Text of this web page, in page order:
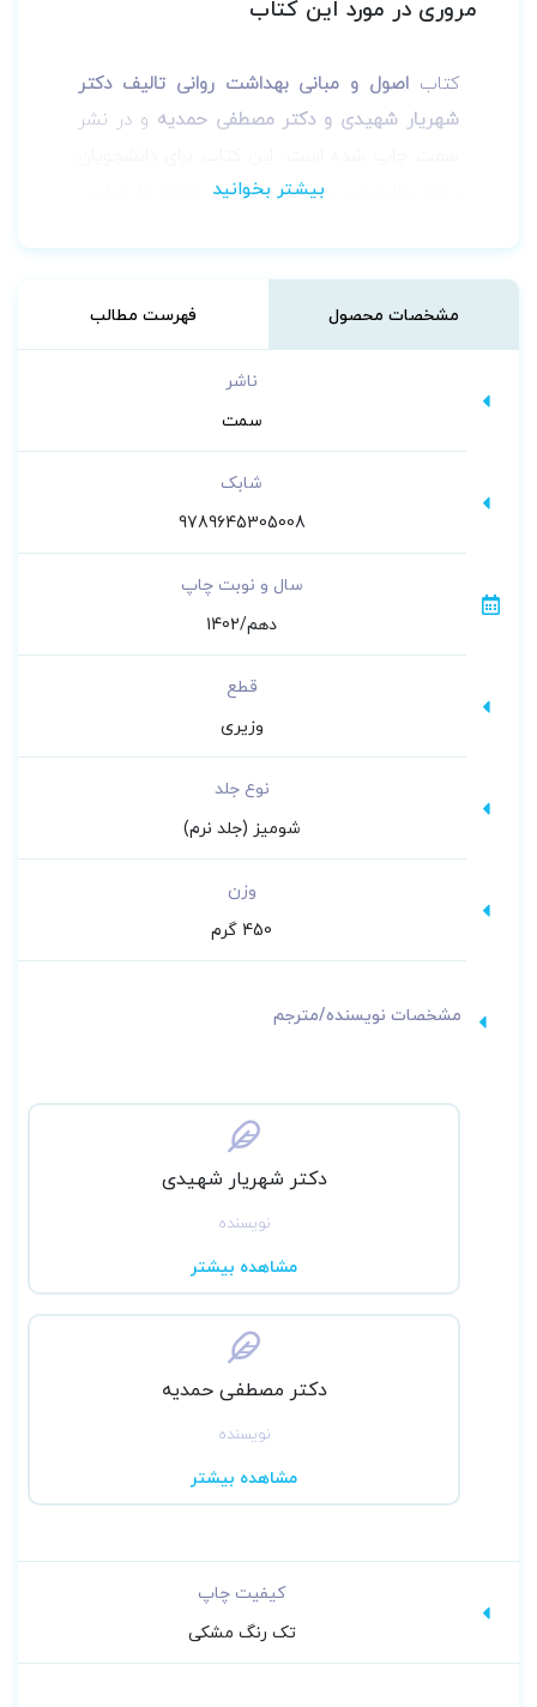
مروری در مورد این کتاب
کتاب اصول و مبانی بهداشت روانی تالیف دکتر
شهریار شهیدی و دکتر مصطفی حمدیه و در نشر
رشته روانشناسی و روانپزشکی در مقطع کارشناسی
مشخصات محصول فهرست مطالب
ناشر
سمت
شابک
9789645305008
سال و نوبت چاپ
دهم/1402
قطع
وزیری
نوع جلد
شومیز (جلد نرم)
وزن
450 گرم
مشخصات نویسنده/مترجم
دکتر شهریار شهیدی
نویسنده
مشاهده بیشتر
دکتر مصطفی حمدیه
نویسنده
مشاهده بیشتر
کیفیت چاپ
تک رنگ مشکی